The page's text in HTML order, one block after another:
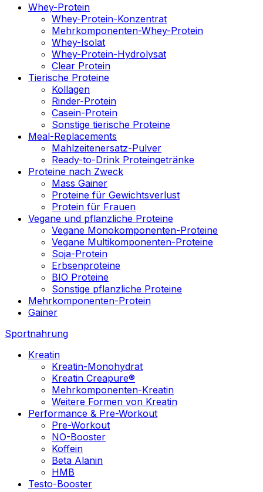
Whey-Protein
Whey-Protein-Konzentrat
Mehrkomponenten-Whey-Protein
Whey-Isolat
Whey-Protein-Hydrolysat
Clear Protein
Tierische Proteine
Kollagen
Rinder-Protein
Casein-Protein
Sonstige tierische Proteine
Meal-Replacements
Mahlzeitenersatz-Pulver
Ready-to-Drink Proteingetränke
Proteine nach Zweck
Mass Gainer
Proteine für Gewichtsverlust
Protein für Frauen
Vegane und pflanzliche Proteine
Vegane Monokomponenten-Proteine
Vegane Multikomponenten-Proteine
Soja-Protein
Erbsenproteine
BIO Proteine
Sonstige pflanzliche Proteine
Mehrkomponenten-Protein
Gainer
Sportnahrung
Kreatin
Kreatin-Monohydrat
Kreatin Creapure®
Mehrkomponenten-Kreatin
Weitere Formen von Kreatin
Performance & Pre-Workout
Pre-Workout
NO-Booster
Koffein
Beta Alanin
HMB
Testo-Booster